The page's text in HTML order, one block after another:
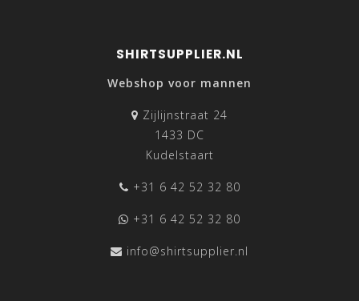
SHIRTSUPPLIER.NL
Webshop voor mannen
Zijlijnstraat 24
1433 DC
Kudelstaart
+31 6 42 52 32 80
+31 6 42 52 32 80
info@shirtsupplier.nl